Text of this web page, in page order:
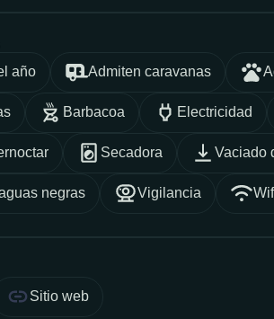
año Admiten caravanas
Barbacoa Electricidad
Secadora Vaciado
negras Vigilancia
Sitio web